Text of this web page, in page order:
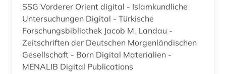
SSG Vorderer Orient digital - Islamkundliche
Untersuchungen Digital - Türkische
Forschungsbibliothek Jacob M. Landau -
Zeitschriften der Deutschen Morgenländischen
Gesellschaft - Born Digital Materialien -
MENALIB Digital Publications